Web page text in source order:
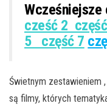
Wcześniejsze
cześć 2
5 część 7
Świetnym zestawieniem
są filmy, których